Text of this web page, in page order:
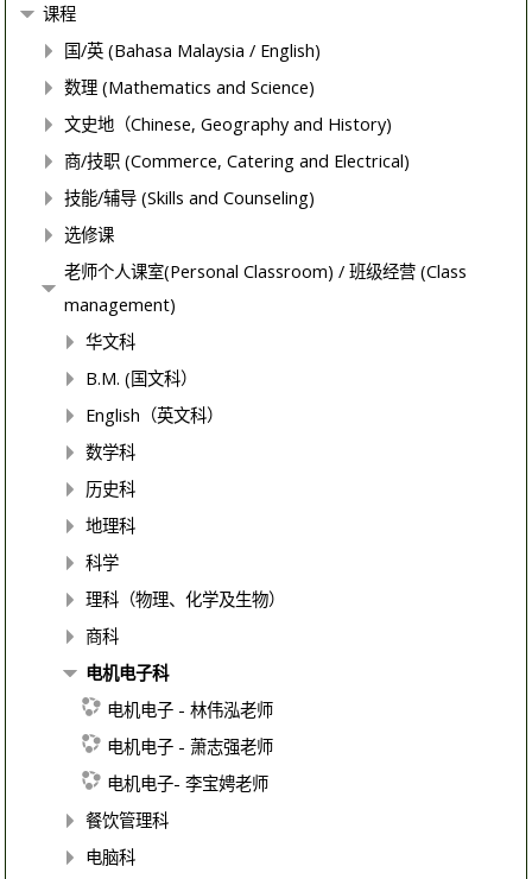
课程
国/英 (Bahasa Malaysia / English)
数理 (Mathematics and Science)
文史地（Chinese, Geography and History)
商/技职 (Commerce, Catering and Electrical)
技能/辅导 (Skills and Counseling)
选修课
老师个人课室(Personal Classroom) / 班级经营 (Class
management)
华文科
B.M. (国文科）
English（英文科）
数学科
历史科
地理科
科学
理科（物理、化学及生物）
商科
电机电子科
电机电子 - 林伟泓老师
电机电子 - 萧志强老师
电机电子- 李宝娉老师
餐饮管理科
电脑科